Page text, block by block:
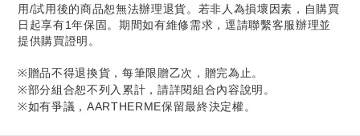
用/試用後的商品恕無法辦理退貨。若非人為損壞因素，自購買
日起享有1年保固。期間如有維修需求，逕請聯繫客服辦理並
提供購買證明。
※ 贈品不得退換貨，每筆限贈乙次，贈完為止。
※部分組合恕不列入累計，請詳閱組合內容說明。
※如有爭議，AARTHERME保留最終決定權。